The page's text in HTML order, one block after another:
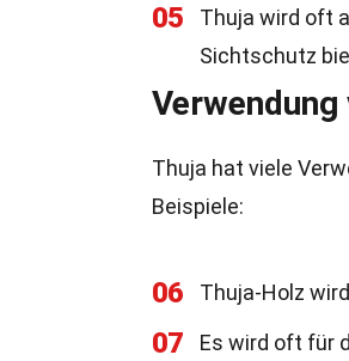
05
Thuja wird oft
Sichtschutz
Verwendung
Thuja hat viele
Beispiele:
06 Thuja-Holz
07 Es wird oft für